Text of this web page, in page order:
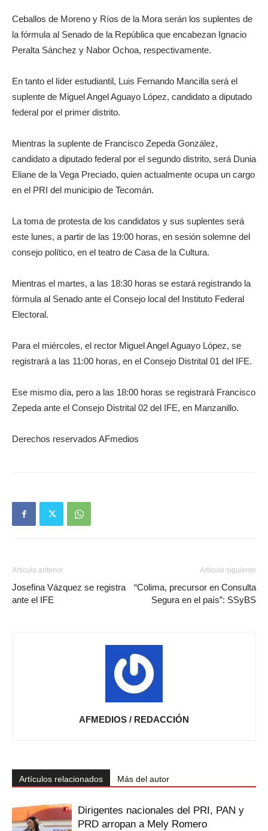
Ceballos de Moreno y Ríos de la Mora serán los suplentes de
la fórmula al Senado de la República que encabezan Ignacio
Peralta Sánchez y Nabor Ochoa, respectivamente.
En tanto el líder estudiantil, Luis Fernando Mancilla será el
suplente de Miguel Angel Aguayo López, candidato a diputado
federal por el primer distrito.
Mientras la suplente de Francisco Zepeda González,
candidato a diputado federal por el segundo distrito, será Dunia
Eliane de la Vega Preciado, quien actualmente ocupa un cargo
en el PRI del municipio de Tecomán.
La toma de protesta de los candidatos y sus suplentes será
este lunes, a partir de las 19:00 horas, en sesión solemne del
consejo político, en el teatro de Casa de la Cultura.
Mientras el martes, a las 18:30 horas se estará registrando la
fórmula al Senado ante el Consejo local del Instituto Federal
Electoral.
Para el miércoles, el rector Miguel Angel Aguayo López, se
registrará a las 11:00 horas, en el Consejo Distrital 01 del IFE.
Ese mismo día, pero a las 18:00 horas se registrará Francisco
Zepeda ante el Consejo Distrital 02 del IFE, en Manzanillo.
Derechos reservados AFmedios
Artículo anterior
Josefina Vázquez se registra
ante el IFE
Artículo siguiente
“Colima, precursor en Consulta
Segura en el país”: SSyBS
AFMEDIOS / REDACCIÓN
Artículos relacionados Más del autor
Dirigentes nacionales del PRI, PAN y
PRD arropan a Mely Romero